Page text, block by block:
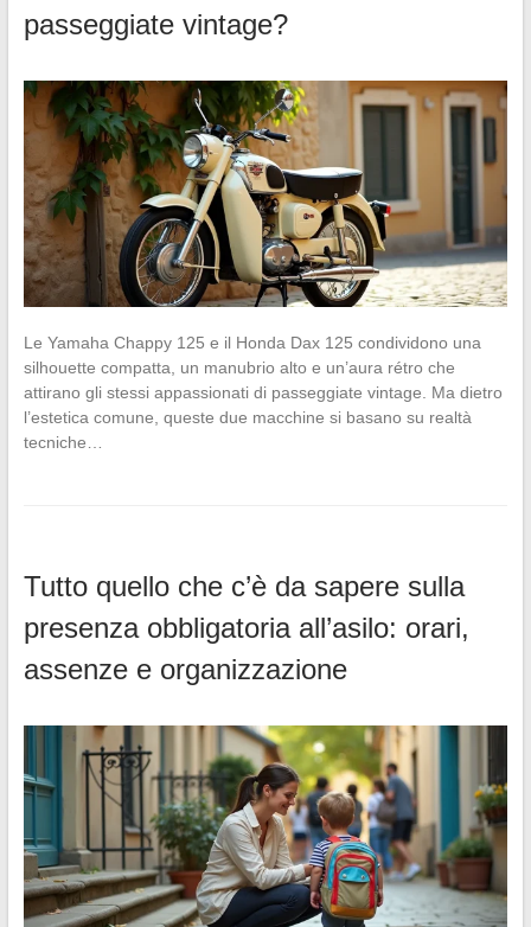
passeggiate vintage?
Le Yamaha Chappy 125 e il Honda Dax 125 condividono una
silhouette compatta, un manubrio alto e un’aura rétro che
attirano gli stessi appassionati di passeggiate vintage. Ma dietro
l’estetica comune, queste due macchine si basano su realtà
tecniche…
Tutto quello che c’è da sapere sulla
presenza obbligatoria all’asilo: orari,
assenze e organizzazione